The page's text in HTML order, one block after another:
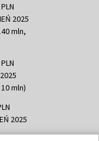
2025
mln,
mln)
2025